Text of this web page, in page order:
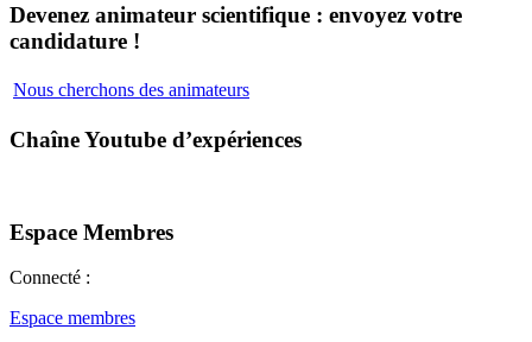
Devenez animateur scientifique : envoyez votre
candidature !
Nous cherchons des animateurs
Chaîne Youtube d’expériences
Espace Membres
Connecté :
Espace membres